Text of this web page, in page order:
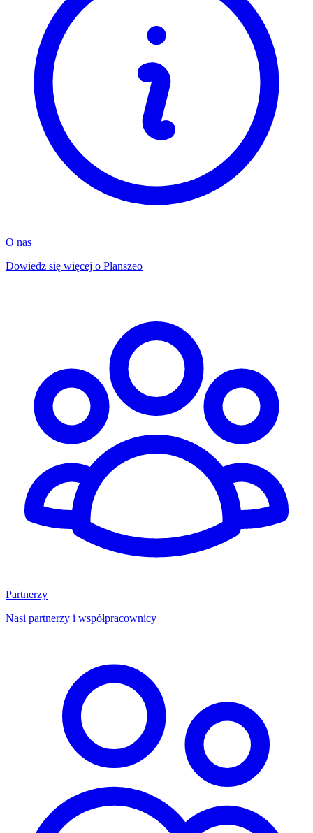
O nas
Dowiedz się więcej o Planszeo
Partnerzy
Nasi partnerzy i współpracownicy